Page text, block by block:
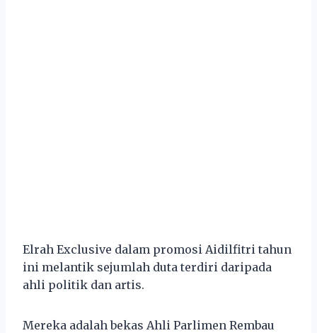
Elrah Exclusive dalam promosi Aidilfitri tahun
ini melantik sejumlah duta terdiri daripada
ahli politik dan artis.
Mereka adalah bekas Ahli Parlimen Rembau